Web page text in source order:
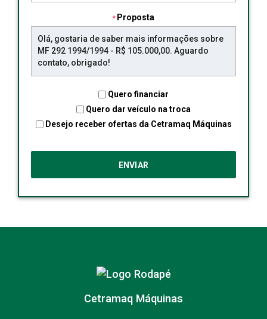
Proposta
Quero financiar
Quero dar veículo na troca
Desejo receber ofertas da Cetramaq Máquinas
Cetramaq Máquinas